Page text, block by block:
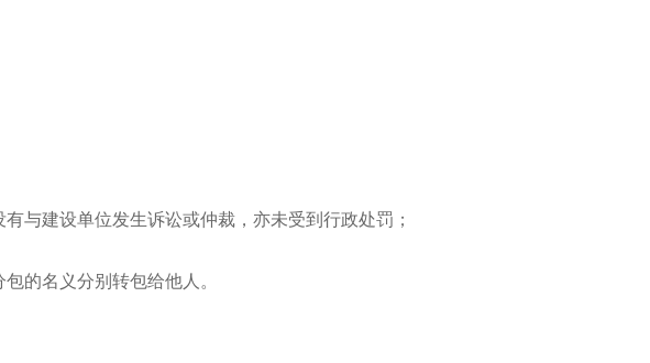
与建设单位发生诉讼或仲裁，亦未受到行政处罚；
的名义分别转包给他人。